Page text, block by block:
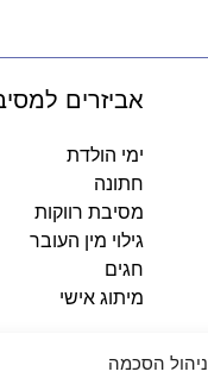
ניהול הסכמה
אביזרים
ימי הולדת
חתונה
מסיבת רווקות
גילוי מין העובר
חגים
מיתוג אישי